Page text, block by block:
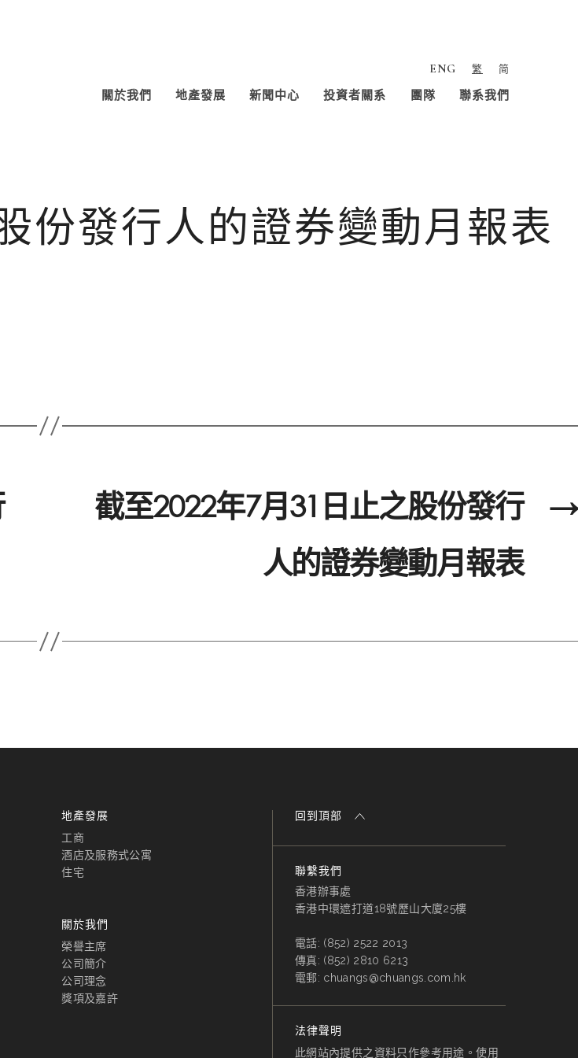
ENG 繁 简
關於我們 地產發展 新聞中心 投資者關系 團隊 聯系我們
份發行人的證券變動月報表
→
截至2022年7月31日止之股份發行
人的證券變動月報表
地產發展
工商
酒店及服務式公寓
住宅
關於我們
榮譽主席
公司簡介
公司理念
獎項及嘉許
回到頂部
聯繫我們
香港辦事處
香港中環遮打道18號歷山大廈25樓
電話: (852) 2522 2013
傳真: (852) 2810 6213
電郵: chuangs@chuangs.com.hk
法律聲明
此網站內提供之資料只作參考用途。使用